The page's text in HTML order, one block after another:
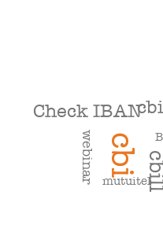
cbi cbill
Check IBAN
webinar mutuitel